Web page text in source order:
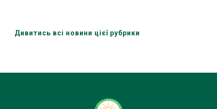
стейкхолдерів
Дивитись всі новини цієї рубрики